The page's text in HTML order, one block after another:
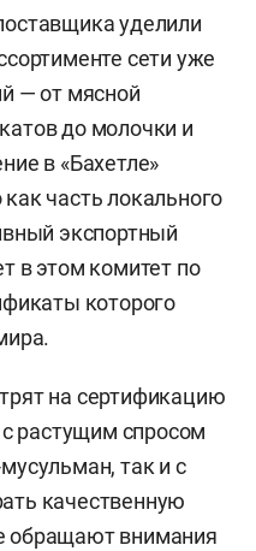
уделили
сети уже
— от мясной
до молочки и
в «Бахетле»
часть локального
экспортный
в этом комитет по
которого
на сертификацию
с растущим спросом
так и с
качественную
обращают внимания